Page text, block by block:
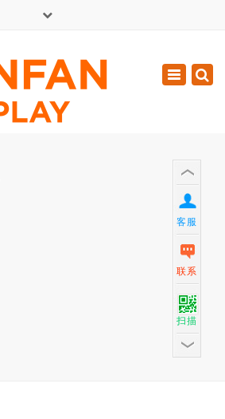
周一 - 周六: 7:00 - 17:00
0086-13365904989
Toggle
客服
联系
扫描